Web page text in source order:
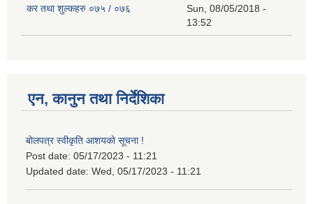
कर तथा शुल्कहरु ०७५ / ०७६
Sun, 08/05/2018 -
13:52
एन, कानुन तथा निर्देशिका
बोलपत्र स्वीकृति आशयको सूचना !
Post date: 05/17/2023 - 11:21
Updated date: Wed, 05/17/2023 - 11:21